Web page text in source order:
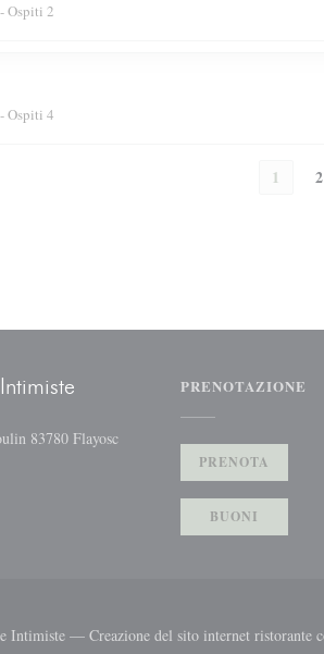
Ospiti 2
Ospiti 4
1 2
83780 Flayosc((apre una nuova finestra))
PRENOTAZIONE
PRENOTA
BUONI
Intimiste — Creazione del sito internet ristorante